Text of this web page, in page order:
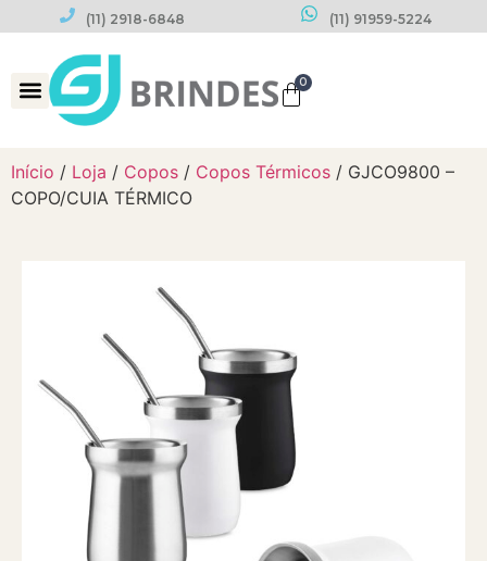
(11) 2918-6848 (11) 91959-5224
0
Início / Loja / Copos / Copos Térmicos / GJCO9800 –
COPO/CUIA TÉRMICO